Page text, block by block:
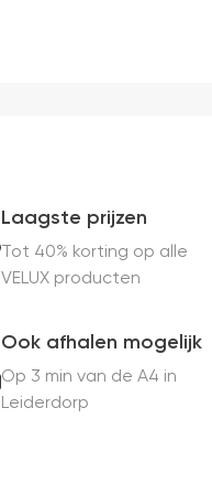
Laagste prijzen
Tot 40% korting op alle
VELUX producten
Ook afhalen mogelijk
Op 3 min van de A4 in
Leiderdorp